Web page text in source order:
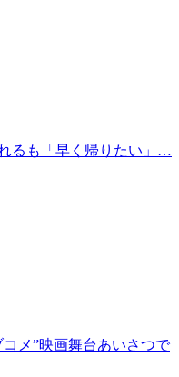
るも「早く帰りたい」…
メ”映画舞台あいさつで